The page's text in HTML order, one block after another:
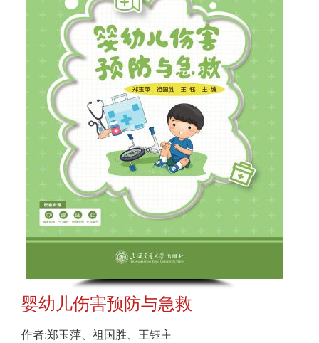
婴幼儿伤害预防与急救
作者:郑玉萍、祖国胜、王钰主